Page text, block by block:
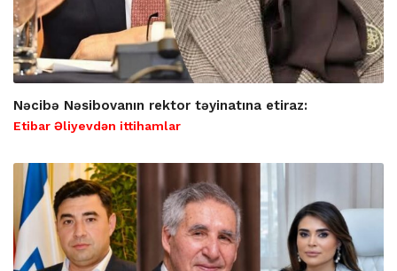
Nəcibə Nəsibovanın rektor təyinatına etiraz:
Etibar Əliyevdən ittihamlar